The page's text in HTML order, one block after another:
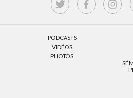
PODCASTS
VIDÉOS
PHOTOS